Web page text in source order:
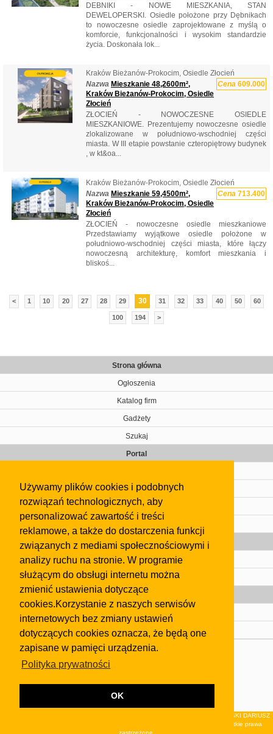
Używamy plików cookies i podobnych
rozwiązań technologicznych, aby
personalizować zawartość i treści
reklamowe, a także do dostarczenia funkcji
związanych z mediami społecznościowymi i
analizy ruchu na stronie. W programie
służącym do obsługi internetu można
zmienić ustawienia dotyczące
cookies.Korzystanie z naszych serwisów
internetowych bez zmiany ustawień
dotyczących cookies oznacza, że będą one
zapisane w pamięci urządzenia.
Polityka prywatności
OK
DEBNIKI - NOWE MIESZKANIA, STAN
DEWELOPERSKI. Osiedle położone przy Dębnikach
to nowoczesne osiedle zaprojektowane z myślą o
komforcie, funkcjonalności i wysokim standardzie
życia. Doskonała lok...
Kraków Bieżanów-Prokocim, Osiedle Złocień
Cena 609.000
Nazwa Mieszkanie 48,2600m²,
Kraków Bieżanów-Prokocim, Osiedle
Złocień
ZŁOCIEŃ - NOWOCZESNE OSIEDLE
MIESZKANIOWE. Prezentujemy nowoczesne osiedle
zlokalizowane w południowo-wschodniej części
miasta. W III etapie powstanie czteropiętrowy budynek
, w kt&oa...
Kraków Bieżanów-Prokocim, Osiedle Złocień
Cena 713.400
Nazwa Mieszkanie 59,4500m²,
Kraków Bieżanów-Prokocim, Osiedle
Złocień
ZŁOCIEŃ - nowoczesne osiedle mieszkaniowe
Przedstawiamy wyjątkowe osiedle położone w
południowo-wschodniej części miasta, które łączy
nowoczesną architekturę, komfort mieszkania i
bliskoś...
< 1 10 20 27 28 29 30 31 32 33 40 50 60
100 194 >
Strona główna
Ogłoszenia
Katalog firm
Gadżety
Szukaj
Portal
Kontakt
Regulamin
Gazeta
Olkusz
Kontakt
Strefa dla biznesu
Biura nieruchomości
Dealerzy i autokomisy
Skontaktuj się z nami
regulaminuiPolityki Prywatności.
Klauzula FB
© 2026Wydawnictwo NEON sp. z o.o. (dawniej: FIRMA NEON MAREK KLUCZEWSKI DARIUSZ
KRAWCZYK s.c.) z siedzibą w Olkuszu, ul.Żuradzka 15, 32-300 Olkusz . Wszystkie prawa